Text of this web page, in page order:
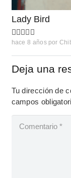
Lady Bird
hace 8 años por
Deja una
Tu dirección de
campos